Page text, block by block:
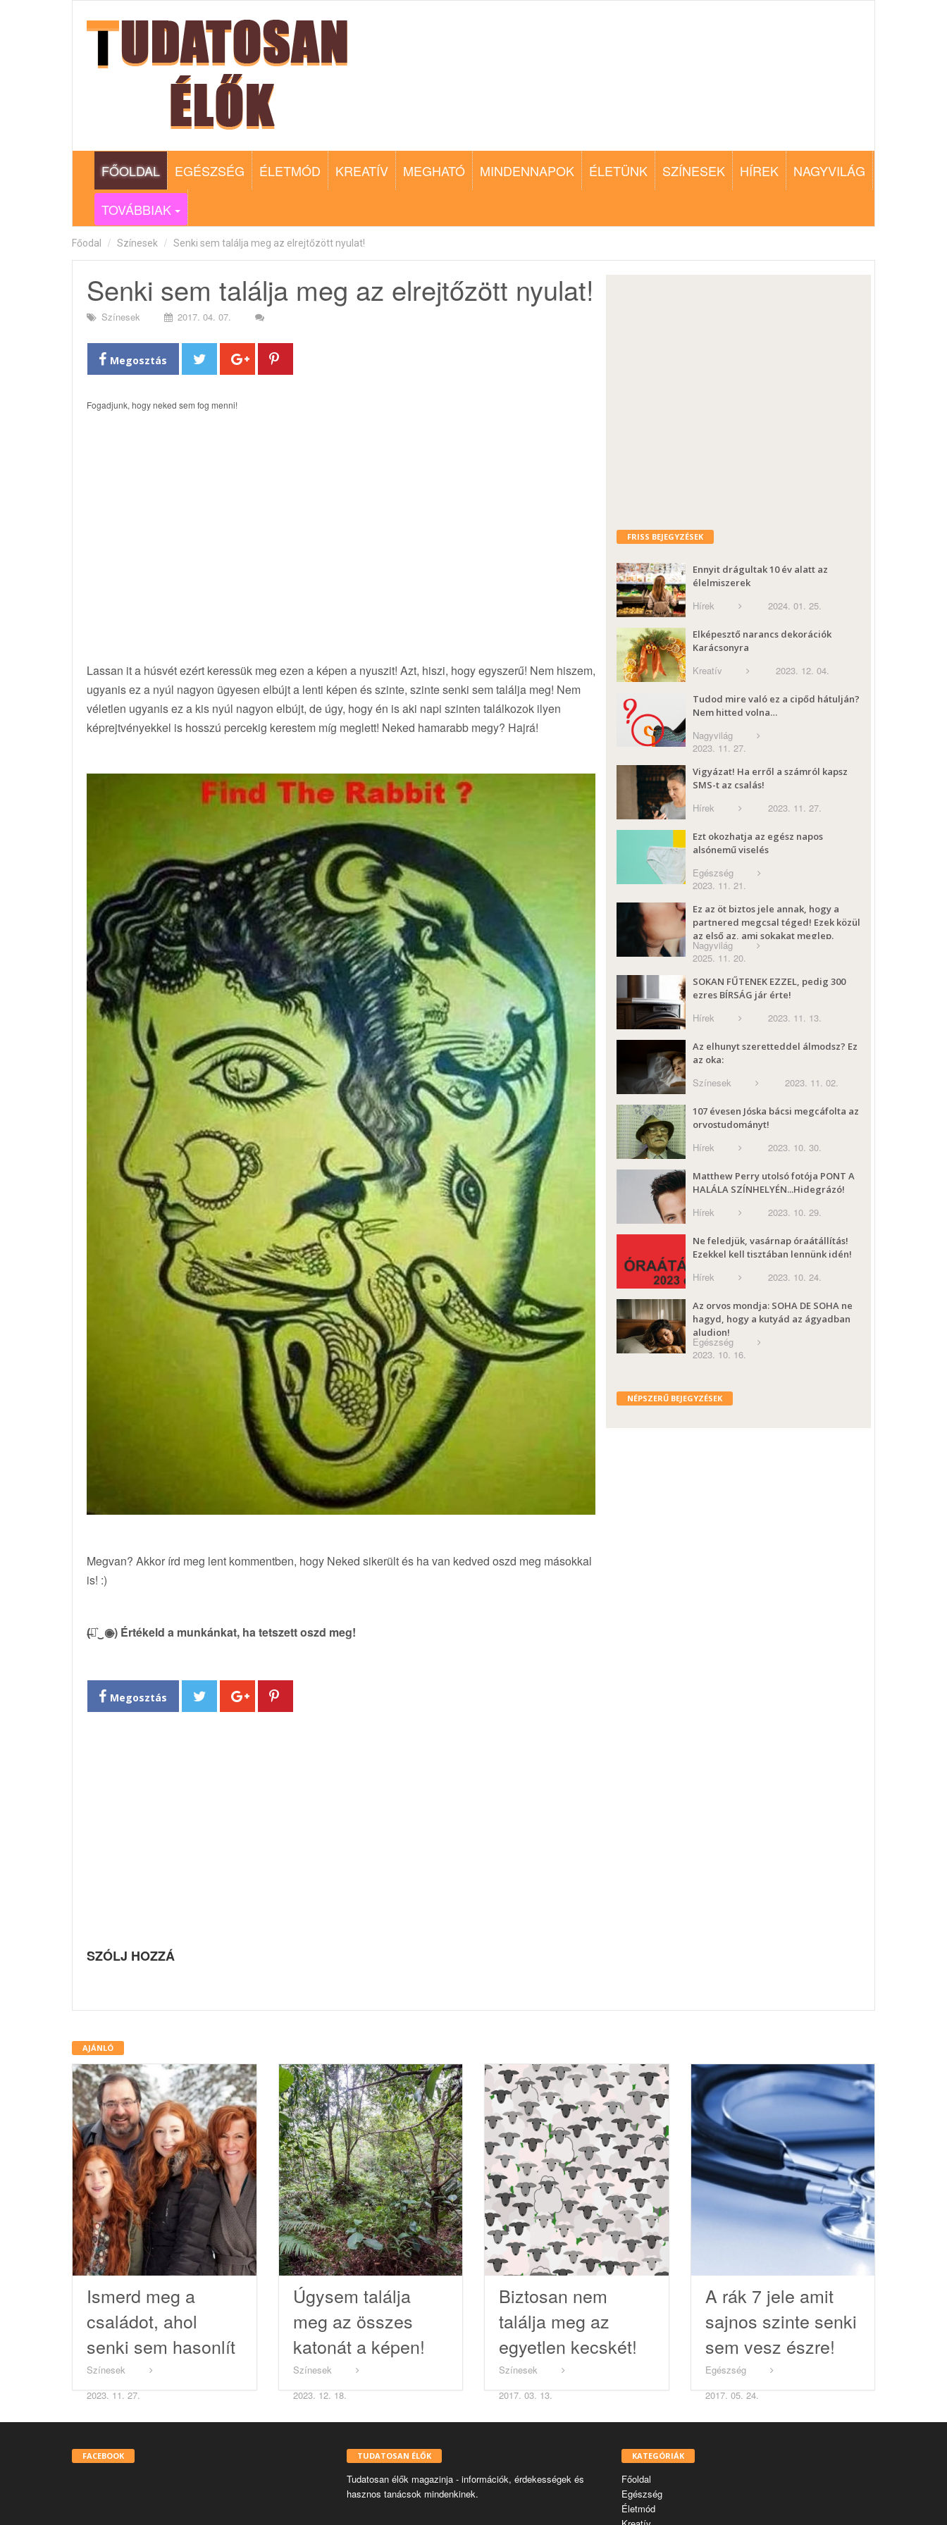
FŐOLDAL EGÉSZSÉG ÉLETMÓD KREATÍV MEGHATÓ MINDENNAPOK ÉLETÜNK SZÍNESEK HÍREK NAGYVILÁG
TOVÁBBIAK
Főodal Színesek Senki sem találja meg az elrejtőzött nyulat!
Senki sem találja meg az elrejtőzött nyulat!
Színesek 2017. 04. 07.
Megosztás
Fogadjunk, hogy neked sem fog menni!
Lassan it a húsvét ezért keressük meg ezen a képen a nyuszit! Azt, hiszi, hogy egyszerű! Nem hiszem,
ugyanis ez a nyúl nagyon ügyesen elbújt a lenti képen és szinte, szinte senki sem találja meg! Nem
véletlen ugyanis ez a kis nyúl nagyon elbújt, de úgy, hogy én is aki napi szinten találkozok ilyen
képrejtvényekkel is hosszú percekig kerestem míg meglett! Neked hamarabb megy? Hajrá!
Megvan? Akkor írd meg lent kommentben, hogy Neked sikerült és ha van kedved oszd meg másokkal
is! :)
(̶◉͛‿◉̶) Értékeld a munkánkat, ha tetszett oszd meg!
Megosztás
SZÓLJ HOZZÁ
FRISS BEJEGYZÉSEK
Ennyit drágultak 10 év alatt az
élelmiszerek
Hírek 2024. 01. 25.
Elképesztő narancs dekorációk
Karácsonyra
Kreatív 2023. 12. 04.
Tudod mire való ez a cipőd hátulján?
Nem hitted volna…
Nagyvilág
2023. 11. 27.
Vigyázat! Ha erről a számról kapsz
SMS-t az csalás!
Hírek 2023. 11. 27.
Ezt okozhatja az egész napos
alsónemű viselés
Egészség
2023. 11. 21.
Ez az öt biztos jele annak, hogy a
partnered megcsal téged! Ezek közül
az első az, ami sokakat meglep.
Nagyvilág
2025. 11. 20.
SOKAN FŰTENEK EZZEL, pedig 300
ezres BÍRSÁG jár érte!
Hírek 2023. 11. 13.
Az elhunyt szeretteddel álmodsz? Ez
az oka:
Színesek 2023. 11. 02.
107 évesen Jóska bácsi megcáfolta az
orvostudományt!
Hírek 2023. 10. 30.
Matthew Perry utolsó fotója PONT A
HALÁLA SZÍNHELYÉN...Hidegrázó!
Hírek 2023. 10. 29.
Ne feledjük, vasárnap óraátállítás!
Ezekkel kell tisztában lennünk idén!
Hírek 2023. 10. 24.
Az orvos mondja: SOHA DE SOHA ne
hagyd, hogy a kutyád az ágyadban
aludjon!
Egészség
2023. 10. 16.
NÉPSZERŰ BEJEGYZÉSEK
AJÁNLÓ
Ismerd meg a
családot, ahol
senki sem hasonlít
az apukára!
Színesek
2023. 11. 27.
Úgysem találja
meg az összes
katonát a képen!
Színesek
2023. 12. 18.
Biztosan nem
találja meg az
egyetlen kecskét!
Színesek
2017. 03. 13.
A rák 7 jele amit
sajnos szinte senki
sem vesz észre!
Egészség
2017. 05. 24.
FACEBOOK TUDATOSAN ÉLŐK
Tudatosan élők magazinja - információk, érdekességek és
hasznos tanácsok mindenkinek.
KATEGÓRIÁK
Főoldal
Egészség
Életmód